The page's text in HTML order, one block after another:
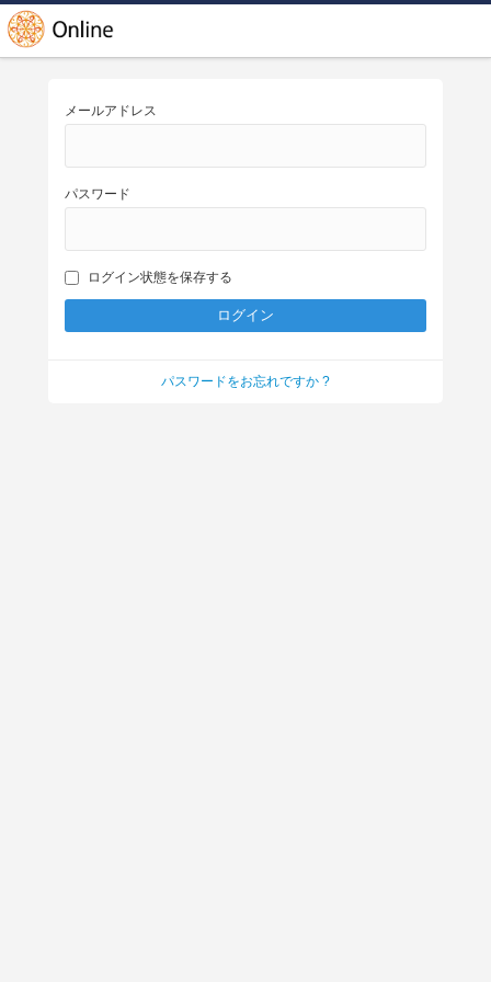
メールアドレス
パスワード
ログイン状態を保存する
パスワードをお忘れですか ?